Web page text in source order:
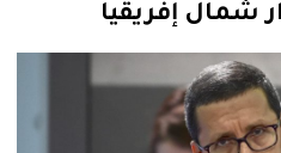
شمال إفريقيا